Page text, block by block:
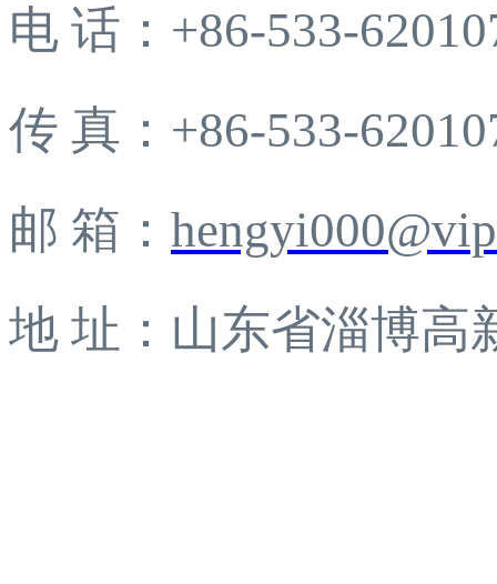
电 话：+86-533-
传 真：+86-533-
邮 箱：
地 址：山东省